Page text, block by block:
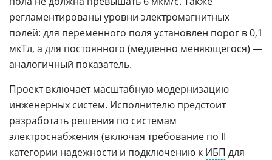
регламентированы уровни электромагнитных
полей: для переменного поля установлен порог в 0,1
мкТл, а для постоянного (медленно меняющегося) —
аналогичный показатель.
Проект включает масштабную модернизацию
инженерных систем. Исполнителю предстоит
разработать решения по системам
электроснабжения (включая требование по II
категории надежности и подключению к ИБП для